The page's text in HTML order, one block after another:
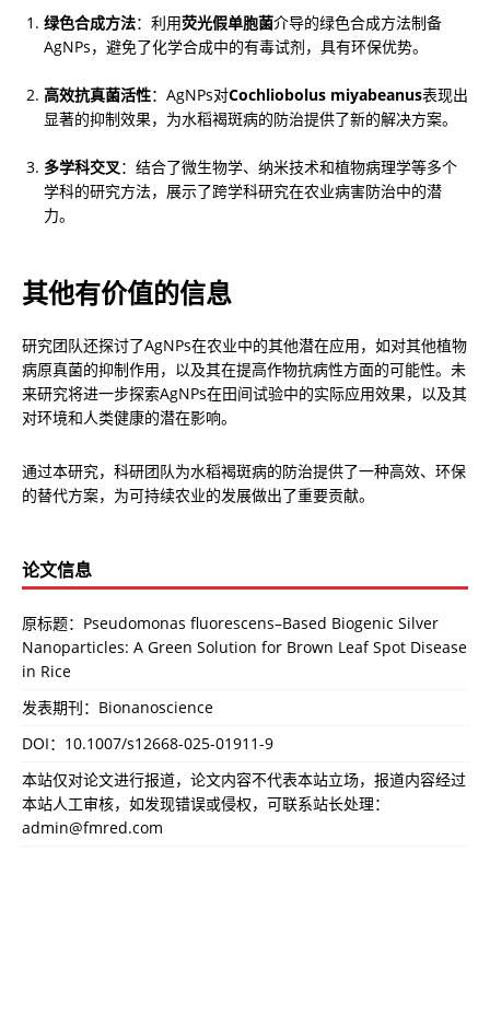
绿色合成方法：利用荧光假单胞菌介导的绿色合成方法制备
AgNPs，避免了化学合成中的有毒试剂，具有环保优势。
高效抗真菌活性：AgNPs对Cochliobolus miyabeanus表现出
显著的抑制效果，为水稻褐斑病的防治提供了新的解决方案。
多学科交叉：结合了微生物学、纳米技术和植物病理学等多个
学科的研究方法，展示了跨学科研究在农业病害防治中的潜
力。
其他有价值的信息
研究团队还探讨了AgNPs在农业中的其他潜在应用，如对其他植物
病原真菌的抑制作用，以及其在提高作物抗病性方面的可能性。未
来研究将进一步探索AgNPs在田间试验中的实际应用效果，以及其
对环境和人类健康的潜在影响。
通过本研究，科研团队为水稻褐斑病的防治提供了一种高效、环保
的替代方案，为可持续农业的发展做出了重要贡献。
论文信息
原标题：Pseudomonas fluorescens–Based Biogenic Silver
Nanoparticles: A Green Solution for Brown Leaf Spot Disease
in Rice
发表期刊：Bionanoscience
DOI： 10.1007/s12668-025-01911-9
本站仅对论文进行报道，论文内容不代表本站立场，报道内容经过
本站人工审核，如发现错误或侵权，可联系站长处理：
admin@fmred.com